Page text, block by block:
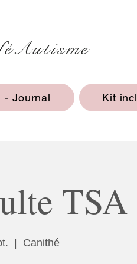
- Journal Kit
TSA
Canithé